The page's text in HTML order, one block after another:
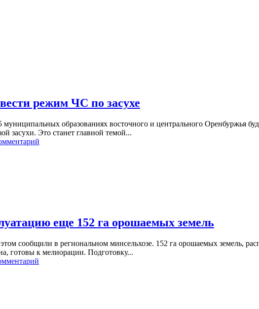
режим ЧС по засухе
образованиях восточного и центрального Оренбуржья
засухи. Это станет главной темой...
еще 152 га орошаемых земель
сообщили в региональном минсельхозе. 152 га орошаемых земель,
готовы к мелиорации. Подготовку...